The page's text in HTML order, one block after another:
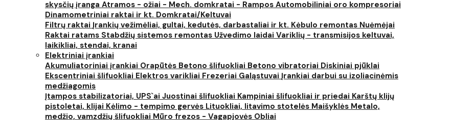
skysčių įranga Atramos - ožiai - Mech. domkratai - Rampos Automobiliniai oro kompresoriai
Dinamometriniai raktai ir kt. Domkratai/Keltuvai
Filtrų raktai Įrankių vežimėliai, gultai, kedutės, darbastaliai ir kt. Kėbulo remontas Nuėmėjai
Raktai ratams Stabdžių sistemos remontas Užvedimo laidai Variklių - transmisijos keltuvai,
laikikliai, stendai, kranai
Elektriniai įrankiai
Akumuliatoriniai įrankiai Orapūtės Betono šlifuokliai Betono vibratoriai Diskiniai pjūklai
Ekscentriniai šlifuokliai Elektros varikliai Frezeriai Galąstuvai Įrankiai darbui su izoliacinėmis
medžiagomis
Įtampos stabilizatoriai, UPS`ai Juostinai šlifuokliai Kampiniai šlifuokliai ir priedai Karštų klijų
pistoletai, klijai Kėlimo - tempimo gervės Lituokliai, litavimo stotelės Maišyklės Metalo,
medžio, vamzdžių šlifuokliai Mūro frezos - Vagapjovės Obliai